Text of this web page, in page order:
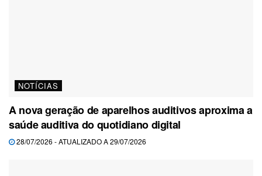
NOTÍCIAS
A nova geração de aparelhos auditivos aproxima a
saúde auditiva do quotidiano digital
28/07/2026 - ATUALIZADO A 29/07/2026